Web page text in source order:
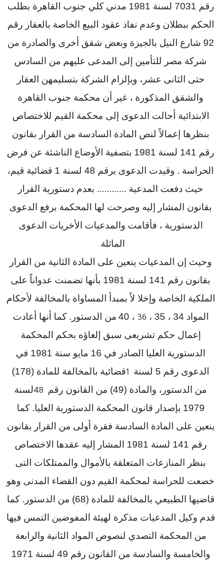
رقم 7031 لسنة 1981 مدني كلي جنوب القاهرة بطلب
الحكم ببطلان وعدم نفاذ عقود البيع الخاصة بالعقار رقم
92 شارع النيل بالجيزة وبعض شقق أخرى والصادرة من
شركة مصر للتأمين إلى المدعى عليهم من السادس
حتى الثانى عشر، وبإلزام الشركة بتسليمهن العقار
والشقق المذكورة ، غير أن محكمة جنوب القاهرة
الابتدائية أحالت الدعوى إلى محكمة القيم للاختصاص
بنظرها إعمالاً لنص المادة السادسة من القرار بقانون
رقم 141 لسنة 1981 بتصفية الأوضاع الناشئة عن فرض
الحراسة . وقيدت الدعوى برقم 48 لسنة 1 قضائية قيم،
حيث دفعت المدعية ............ بعدم دستورية القرار
بقانون المشار إليه وصرحت لها المحكمة برفع الدعوى
الدستورية ، فأقامت والمدعيات الأخريات الدعوى
الماثلة.
وحيث إن المدعيات ينعين على المادة الثانية من القرار
بقانون رقم 141 لسنة 1981 بأنها تضمنت عدواناً على
الملكية الخاصة وإخلا لاً بمبدأ المساواة بالمخالفة لأحكام
المواد 34 ، 35 ،
36 ، 40
من الدستور. كما أنها أعادت
إعمال حكم تشريعى سبق إلغاؤه بحكم المحكمة
الدستورية العليا الصادر في 16 مايو سنة 1981 في
الدعوى رقم 5 لسنة
1
قضائية بالمخالفة للمادة (178)
من الدستور، والمادة (49) من القانون رقم
48لسنة
1979 بإصدار قانون المحكمة الدستورية العليا. كما
ينعين على المادة السادسة فقرة أولى من القرار بقانون
رقم 141 لسنة 1981 المشار إليه عقدها الاختصاص
بنظر المنازعات المتعلقة بالأموال والممتلكات التى
خضعت للحراسة لمحكمة القيم دون القضاء المدنى وهو
قاضيها الطبيعي بالمخالفة للمادة (68) من الدستور. كما
قدم وكيل المدعيات مذكرة لهيئة المفوضين التمس فيها
من المحكمة التصدي لنصوص المواد الثانية والرابعة
والخامسة والسادسة من القانون رقم 49 لسنة 1971